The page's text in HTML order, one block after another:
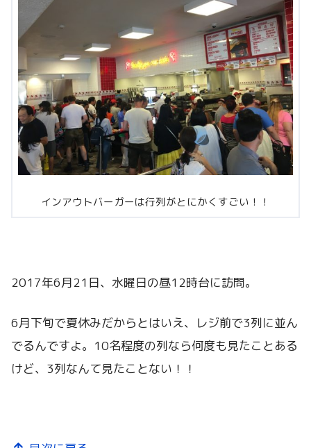
インアウトバーガーは行列がとにかくすごい！！
2017年6月21日、水曜日の昼12時台に訪問。
6月下旬で夏休みだからとはいえ、レジ前で3列に並ん
でるんですよ。10名程度の列なら何度も見たことある
けど、3列なんて見たことない！！